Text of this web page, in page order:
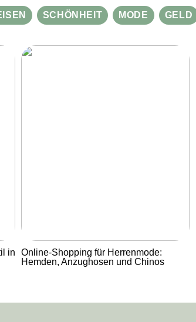
SCHÖNHEIT MODE GELD
in
Online-Shopping für Herrenmode:
Hemden, Anzughosen und Chinos